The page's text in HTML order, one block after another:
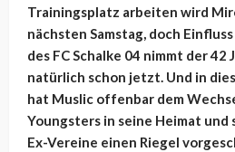
Trainingsplatz arbeiten wird
nächsten Samstag, doch
des FC Schalke 04 nimmt der
natürlich schon jetzt. Und in
hat Muslic offenbar dem
Youngsters in seine Heimat und
Ex-Vereine einen Riegel